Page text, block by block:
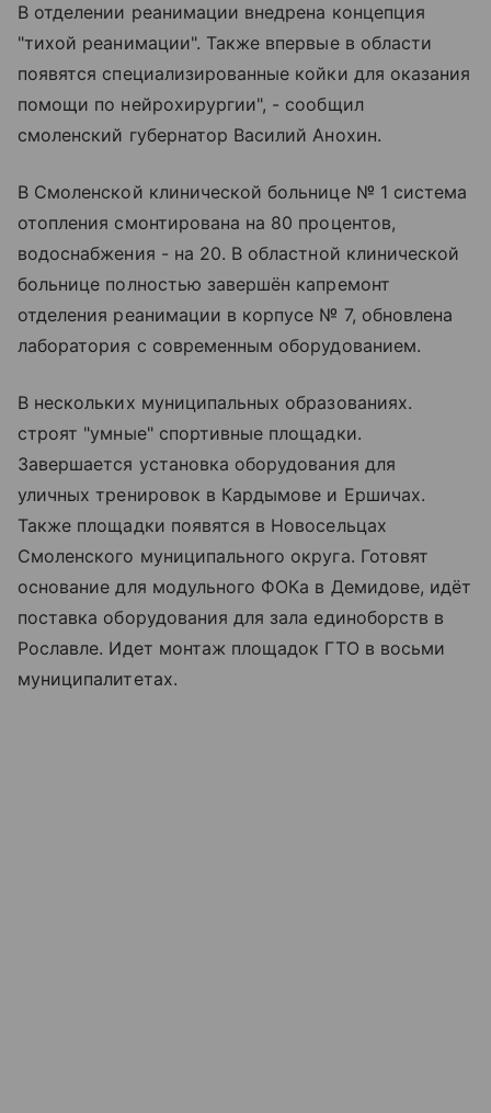
В отделении реанимации внедрена концепция
"тихой реанимации". Также впервые в области
появятся специализированные койки для оказания
помощи по нейрохирургии", - сообщил
смоленский губернатор Василий Анохин.
В Смоленской клинической больнице № 1 система
отопления смонтирована на 80 процентов,
водоснабжения - на 20. В областной клинической
больнице полностью завершён капремонт
отделения реанимации в корпусе № 7, обновлена
лаборатория с современным оборудованием.
В нескольких муниципальных образованиях.
строят "умные" спортивные площадки.
Завершается установка оборудования для
уличных тренировок в Кардымове и Ершичах.
Также площадки появятся в Новосельцах
Смоленского муниципального округа. Готовят
основание для модульного ФОКа в Демидове, идёт
поставка оборудования для зала единоборств в
Рославле. Идет монтаж площадок ГТО в восьми
муниципалитетах.